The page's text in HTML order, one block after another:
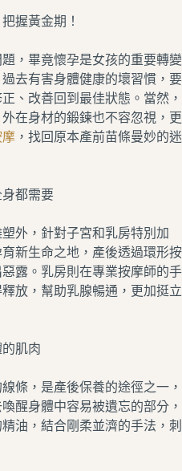
握黃金期！
，畢竟懷孕是女孩的重要轉變
去有害身體健康的壞習慣，要
、改善回到最佳狀態。當然，
在身材的鍛鍊也不容忽視，更
摩 ，找回原本產前苗條曼妙的迷
都需要
外，針對子宮和乳房特別加
新生命之地，產後透過環形按
露。乳房則在專業按摩師的手
放，幫助乳腺暢通，更加挺立
肌肉
條，是產後保養的途徑之一，
醒身體中容易被遺忘的部分，
油，結合剛柔並濟的手法，刺